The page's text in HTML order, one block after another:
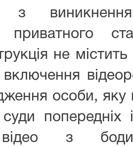
з
приватного
не
особи, яку
попередніх
з